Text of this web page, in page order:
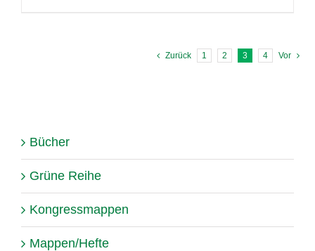
Zurück 1 2 3 4 Vor
Bücher
Grüne Reihe
Kongressmappen
Mappen/Hefte